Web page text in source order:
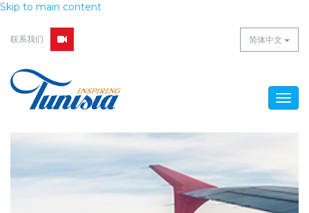
Skip to main content
简体中文
联系我们